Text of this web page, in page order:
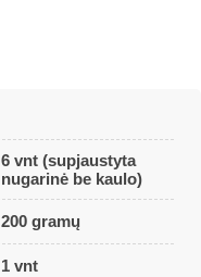
6 vnt (supjaustyta
nugarinė be kaulo)
200 gramų
1 vnt